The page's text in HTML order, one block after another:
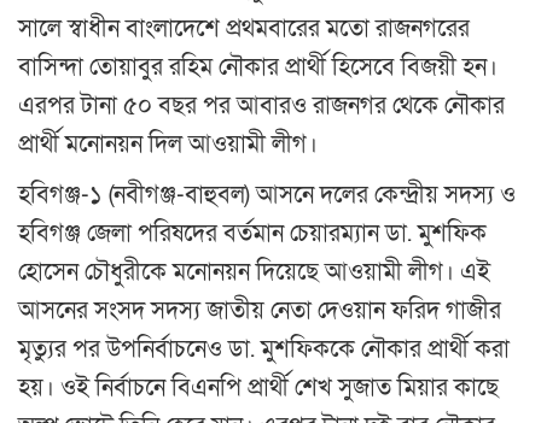
সালে স্বাধীন বাংলাদেশে প্রথমবারের মতো রাজনগরের
বাসিন্দা তোয়াবুর রহিম নৌকার প্রার্থী হিসেবে বিজয়ী হন।
এরপর টানা ৫০ বছর পর আবারও রাজনগর থেকে নৌকার
প্রার্থী মনোনয়ন দিল আওয়ামী লীগ।
হবিগঞ্জ-১ (নবীগঞ্জ-বাহুবল) আসনে দলের কেন্দ্রীয় সদস্য ও
হবিগঞ্জ জেলা পরিষদের বর্তমান চেয়ারম্যান ডা. মুশফিক
হোসেন চৌধুরীকে মনোনয়ন দিয়েছে আওয়ামী লীগ। এই
আসনের সংসদ সদস্য জাতীয় নেতা দেওয়ান ফরিদ গাজীর
মৃত্যুর পর উপনির্বাচনেও ডা. মুশফিককে নৌকার প্রার্থী করা
হয়। ওই নির্বাচনে বিএনপি প্রার্থী শেখ সুজাত মিয়ার কাছে